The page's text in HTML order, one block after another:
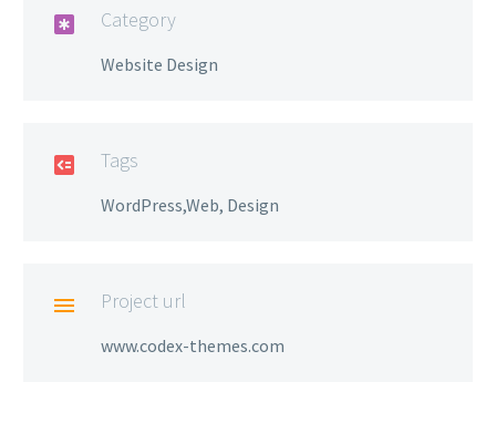
 Category
Website Design
 Tags
WordPress,Web, Design
 Project url
www.codex-themes.com